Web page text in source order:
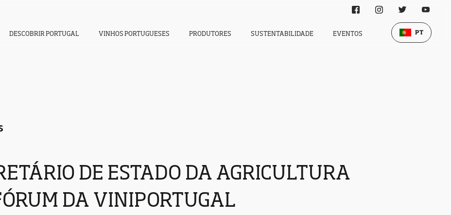
DE ESTADO DA AGRICULTURA
DA VINIPORTUGAL
DESCOBRIR PORTUGAL VINHOS PORTUGUESES PRODUTORES SUSTENTABILIDADE EVENTOS PT